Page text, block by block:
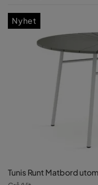
Tunis Runt Matbord
Nyhet